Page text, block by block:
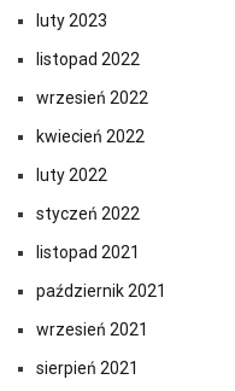
luty 2023
listopad 2022
wrzesień 2022
kwiecień 2022
luty 2022
styczeń 2022
listopad 2021
październik 2021
wrzesień 2021
sierpień 2021